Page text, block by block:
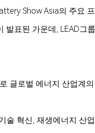
Show Asia의 주요
표된 가운데, LEAD그
글로벌 에너지 산업계
혁신, 재생에너지 산